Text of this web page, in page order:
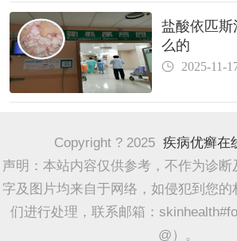
盐酸依匹
么的
2025-11-
Copyright ? 2025 疾病优癣在
声明：本站内容仅供参考，不作为诊
字及图片均来自于网络，如侵犯到您
们进行处理，联系邮箱：
@）。